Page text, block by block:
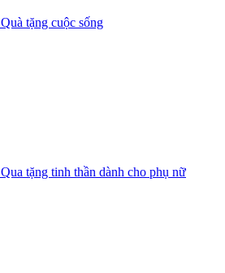
Quà tặng cuộc sống
Qua tặng tinh thần dành cho phụ nữ